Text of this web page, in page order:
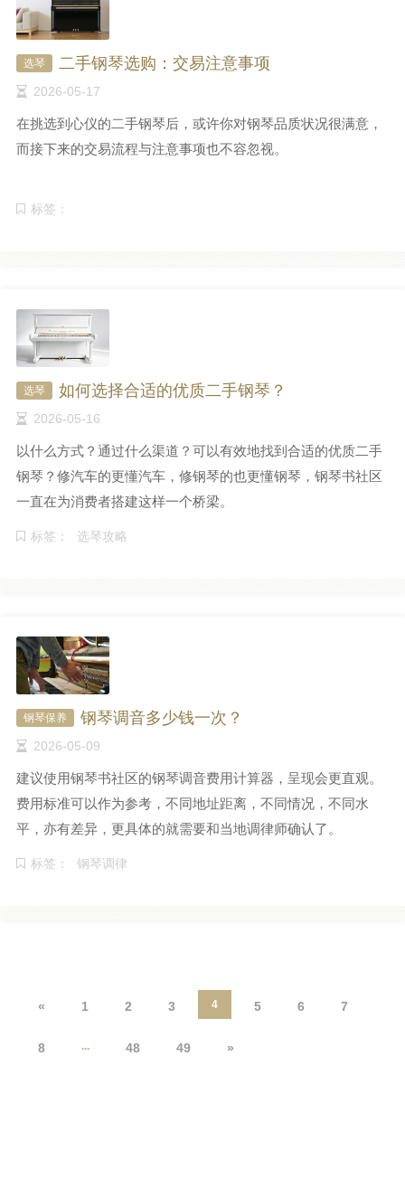
选琴 二手钢琴选购：交易注意事项
2026-05-17
在挑选到心仪的二手钢琴后，或许你对钢琴品质状况很满意，
而接下来的交易流程与注意事项也不容忽视。
标签：
选琴 如何选择合适的优质二手钢琴？
2026-05-16
以什么方式？通过什么渠道？可以有效地找到合适的优质二手
钢琴？修汽车的更懂汽车，修钢琴的也更懂钢琴，钢琴书社区
一直在为消费者搭建这样一个桥梁。
标签： 选琴攻略
钢琴保养 钢琴调音多少钱一次？
2026-05-09
建议使用钢琴书社区的钢琴调音费用计算器，呈现会更直观。
费用标准可以作为参考，不同地址距离，不同情况，不同水
平，亦有差异，更具体的就需要和当地调律师确认了。
标签： 钢琴调律
« 1 2 3 4 5 6 7
8 ... 48 49 »